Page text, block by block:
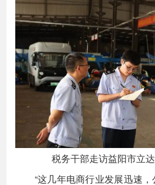
税务干部走访益阳市立
“这几年电商行业发展迅速，